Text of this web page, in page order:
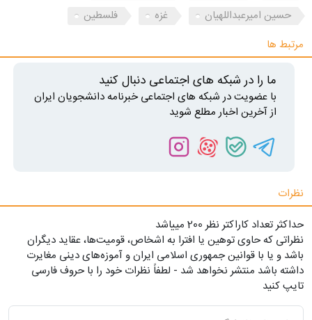
حسین امیرعبداللهیان
غزه
فلسطین
مرتبط ها
ما را در شبکه های اجتماعی دنبال کنید
با عضویت در شبکه های اجتماعی خبرنامه دانشجویان ایران
از آخرین اخبار مطلع شوید
نظرات
حداکثر تعداد کاراکتر نظر 200 ميياشد
نظراتی که حاوی توهین یا افترا به اشخاص، قومیت‌ها، عقاید دیگران
باشد و یا با قوانین جمهوری اسلامی ایران و آموزه‌های دینی مغایرت
داشته باشد منتشر نخواهد شد - لطفاً نظرات خود را با حروف فارسی
تایپ کنید